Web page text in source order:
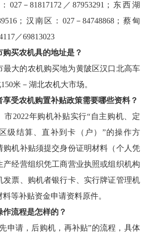
027－81817172／87953291；东西湖
；汉南区：027－84748868；蔡甸
／69813023
购买农机具的地址是？
最大的农机购买地为黄陂区汉口北高车
米－湖北农机大市场。
享受农机购置补贴政策需要哪些资料？
市2022年购机补贴实行“自主购机、定
级结算、直补到卡（户）”的操作方
购机补贴须提交身份证明材料（个人凭
产经营组织凭工商营业执照或组织机构
发票、购机者银行卡、实行牌证管理机
等补贴资金申请资料原件。
作流程是怎样的？
申请，后购机，再补贴”的流程，具体